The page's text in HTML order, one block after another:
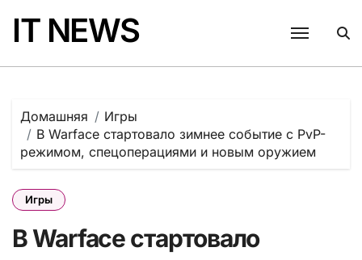
содержанию
IT NEWS
Домашняя
Игры
В Warface стартовало зимнее событие с PvP-
режимом, спецоперациями и новым оружием
Игры
В Warface стартовало